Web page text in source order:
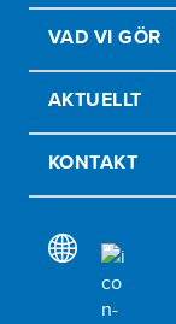
VAD VI GÖR
AKTUELLT
KONTAKT